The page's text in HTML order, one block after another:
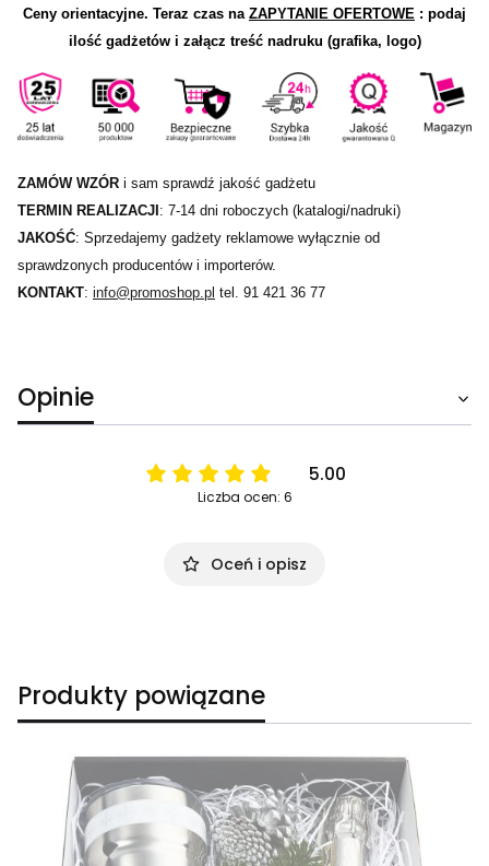
Ceny orientacyjne. Teraz czas na ZAPYTANIE OFERTOWE : podaj
ilość gadżetów i załącz treść nadruku (grafika, logo)
ZAMÓW WZÓR i sam sprawdź jakość gadżetu
TERMIN REALIZACJI : 7-14 dni roboczych (katalogi/nadruki)
JAKOŚĆ: Sprzedajemy gadżety reklamowe wyłącznie od
sprawdzonych producentów i importerów.
KONTAKT: info@promoshop.pl tel. 91 421 36 77
Opinie
5.00
Liczba ocen: 6
Oceń i opisz
Produkty powiązane